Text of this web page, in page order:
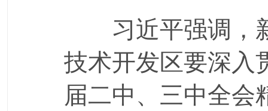
习近平强调，
技术开发区要深入
届二中、三中全会